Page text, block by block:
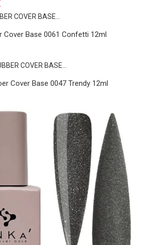
Cover Base 0061 Confetti 12ml
Cover Base 0047 Trendy 12ml